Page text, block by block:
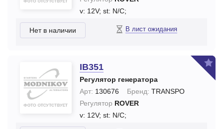
v: 12V; st: N/C;
Нет в наличии В лист ожидания
IB351
Регулятор генератора
Арт: 130676 Бренд: TRANSPO
Регулятор ROVER
v: 12V; st: N/C;